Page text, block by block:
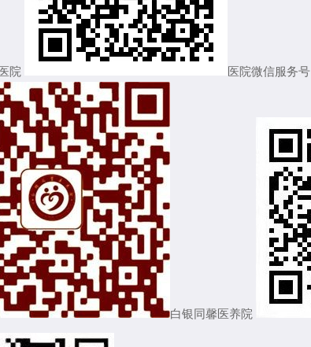
院 医院微信服务号
白银同馨医养院